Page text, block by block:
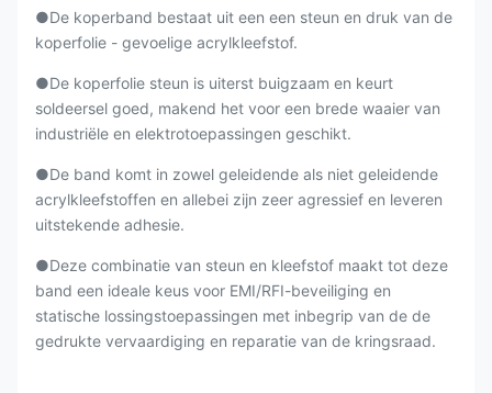
●De koperband bestaat uit een een steun en druk van de
koperfolie - gevoelige acrylkleefstof.
●De koperfolie steun is uiterst buigzaam en keurt
soldeersel goed, makend het voor een brede waaier van
industriële en elektrotoepassingen geschikt.
●De band komt in zowel geleidende als niet geleidende
acrylkleefstoffen en allebei zijn zeer agressief en leveren
uitstekende adhesie.
●Deze combinatie van steun en kleefstof maakt tot deze
band een ideale keus voor EMI/RFI-beveiliging en
statische lossingstoepassingen met inbegrip van de de
gedrukte vervaardiging en reparatie van de kringsraad.